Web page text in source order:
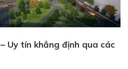
Uy tín khẳng định qua các